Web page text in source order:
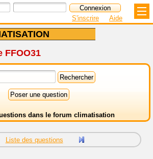
S'inscrire Aide
FFOO31
dans le forum climatisation
Liste des questions